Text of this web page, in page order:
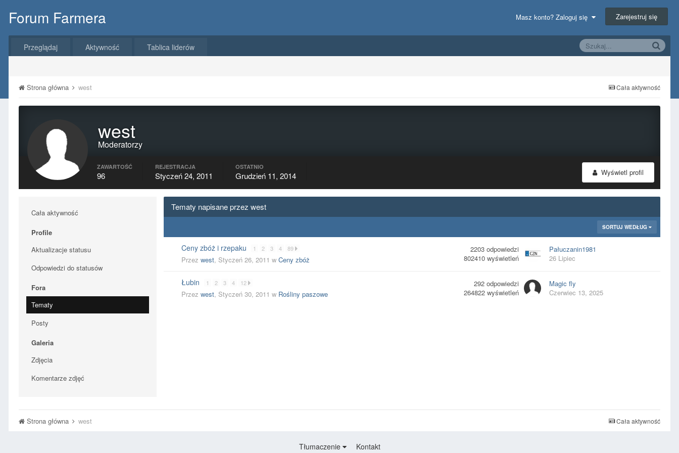
Forum Farmera Masz konto? Zaloguj się Zarejestruj się
Przeglądaj Aktywność Tablica liderów
Cała aktywność
Strona główna west
west
Moderatorzy
Wyświetl profil
ZAWARTOŚĆ
96
REJESTRACJA
Styczeń 24, 2011
OSTATNIO
Grudzień 11, 2014
Cała aktywność
Profile
Aktualizacje statusu
Odpowiedzi do statusów
Fora
Tematy
Posty
Galeria
Zdjęcia
Komentarze zdjęć
Tematy napisane przez west
SORTUJ WEDŁUG
Ceny zbóż i rzepaku 1 2 3 4 89
Przez west, Styczeń 26, 2011 w Ceny zbóż
2203 odpowiedzi
802410 wyświetleń
Pałuczanin1981
26 Lipiec
Łubin 1 2 3 4 12
Przez west, Styczeń 30, 2011 w Rośliny paszowe
292 odpowiedzi
264822 wyświetleń
Magic fly
Czerwiec 13, 2025
Cała aktywność
Strona główna west
Tłumaczenie Kontakt